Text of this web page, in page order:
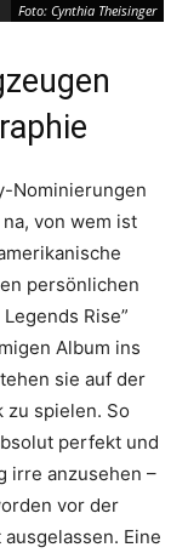
Foto: Cynthia Theisinger
Nominierungen
von wem ist
persönlichen
Rise”
Album ins
sie auf der
zu spielen. So
perfekt und
irre anzusehen –
vor der
Eine